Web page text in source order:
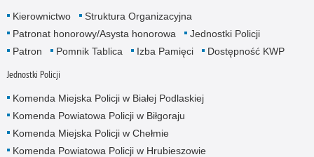
Kierownictwo
Struktura Organizacyjna
Patronat honorowy/Asysta honorowa
Jednostki Policji
Patron
Pomnik Tablica Izba Pamięci Dostępność KWP
Jednostki Policji
Komenda Miejska Policji w Białej Podlaskiej
Komenda Powiatowa Policji w Biłgoraju
Komenda Miejska Policji w Chełmie
Komenda Powiatowa Policji w Hrubieszowie